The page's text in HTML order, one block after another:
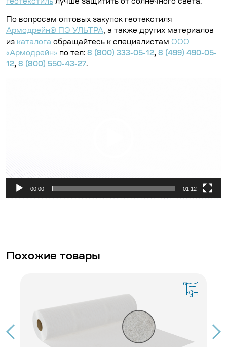
геотекстиль лучше защитить от солнечного света.
По вопросам оптовых закупок геотекстиля
Армодрейн® ПЭ УЛЬТРА, а также других материалов
из каталога обращайтесь к специалистам ООО
«Армодрейн» по тел: 8 (800) 333-05-12, 8 (499) 490-05-
12, 8 (800) 550-43-27.
00:00 01:12
Похожие товары